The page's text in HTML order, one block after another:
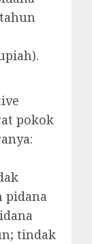
pokok
pidana
tindak